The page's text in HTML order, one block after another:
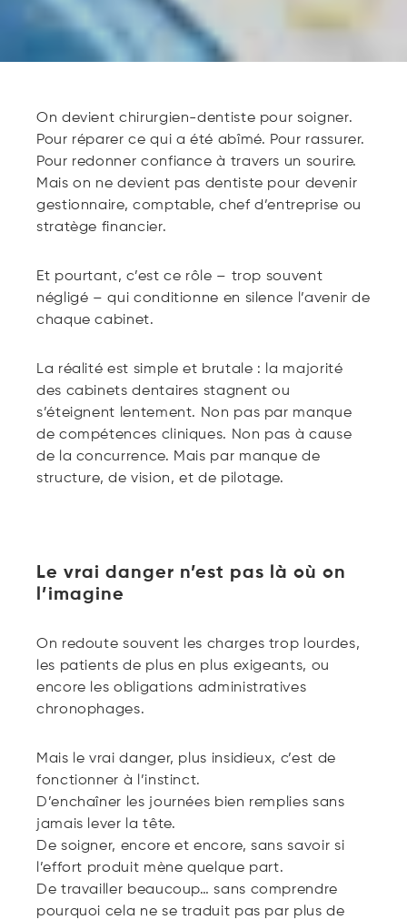
On devient chirurgien-dentiste pour soigner.
Pour réparer ce qui a été abîmé. Pour rassurer.
Pour redonner confiance à travers un sourire.
Mais on ne devient pas dentiste pour devenir
gestionnaire, comptable, chef d’entreprise ou
stratège financier.
Et pourtant, c’est ce rôle – trop souvent
négligé – qui conditionne en silence l’avenir de
chaque cabinet.
La réalité est simple et brutale : la majorité
des cabinets dentaires stagnent ou
s’éteignent lentement. Non pas par manque
de compétences cliniques. Non pas à cause
de la concurrence. Mais par manque de
structure, de vision, et de pilotage.
Le vrai danger n’est pas là où on
l’imagine
On redoute souvent les charges trop lourdes,
les patients de plus en plus exigeants, ou
encore les obligations administratives
chronophages.
Mais le vrai danger, plus insidieux, c’est de
fonctionner à l’instinct.
D’enchaîner les journées bien remplies sans
jamais lever la tête.
De soigner, encore et encore, sans savoir si
l’effort produit mène quelque part.
De travailler beaucoup… sans comprendre
pourquoi cela ne se traduit pas par plus de